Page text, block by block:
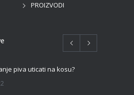
PROIZVODI
piva uticati na kosu?